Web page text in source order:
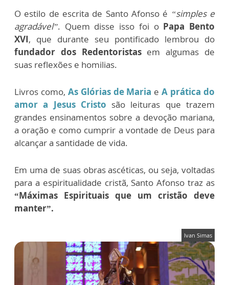
O estilo de escrita de Santo Afonso é “simples e
agradável”. Quem disse isso foi o Papa Bento
XVI, que durante seu pontificado lembrou do
fundador dos Redentoristas em algumas de
suas reflexões e homilias.
Livros como, As Glórias de Maria eA prática do
amor a Jesus Cristo são leituras que trazem
grandes ensinamentos sobre a devoção mariana,
a oração e como cumprir a vontade de Deus para
alcançar a santidade de vida.
Em uma de suas obras ascéticas, ou seja, voltadas
para a espiritualidade cristã, Santo Afonso traz as
“Máximas Espirituais que um cristão deve
manter”.
Ivan Simas